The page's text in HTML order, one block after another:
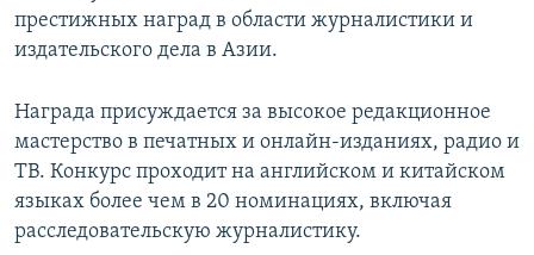
престижных наград в области журналистики и
издательского дела в Азии.
Награда присуждается за высокое редакционное
мастерство в печатных и онлайн-изданиях, радио и
ТВ. Конкурс проходит на английском и китайском
языках более чем в 20 номинациях, включая
расследовательскую журналистику.